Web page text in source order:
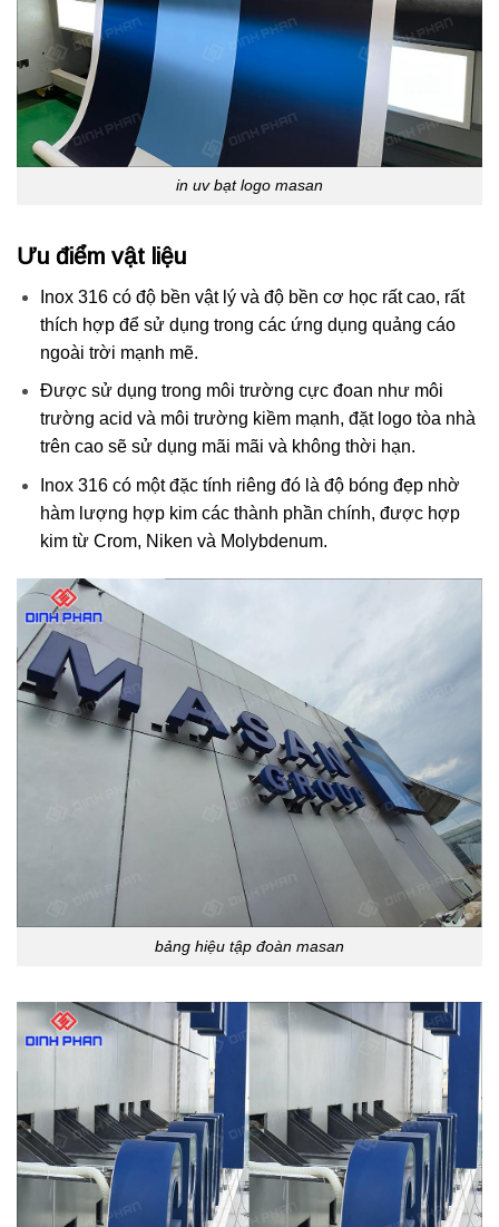
in uv bạt logo masan
Ưu điểm vật liệu
Inox 316 có độ bền vật lý và độ bền cơ học rất cao, rất
thích hợp để sử dụng trong các ứng dụng quảng cáo
ngoài trời mạnh mẽ.
Được sử dụng trong môi trường cực đoan như môi
trường acid và môi trường kiềm mạnh, đặt logo tòa nhà
trên cao sẽ sử dụng mãi mãi và không thời hạn.
Inox 316 có một đặc tính riêng đó là độ bóng đẹp nhờ
hàm lượng hợp kim các thành phần chính, được hợp
kim từ Crom, Niken và Molybdenum.
bảng hiệu tập đoàn masan